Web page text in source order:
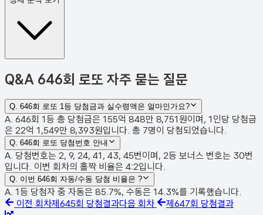
Q&A 646회 로또 자주 묻는 질문
Q. 646회 로또 1등 당첨금과 실수령액은 얼마인가요?
A. 646회 1등 총 당첨금은 155억 848만 8,751원이며, 1인당 당첨금
은 22억 1,549만 8,393원입니다. 총 7명이 당첨되었습니다.
Q. 646회 로또 당첨번호 안내
A. 당첨번호는 2, 9, 24, 41, 43, 45번이며, 2등 보너스 번호는 30번
입니다. 이번 회차의 홀짝 비율은 4:2입니다.
Q. 이번 646회 자동/수동 당첨 비율은 ?
A. 1등 당첨자 중 자동은 85.7%, 수동은 14.3%를 기록했습니다.
이전 회차제 645회 당첨결과다음 회차 제 647회 당첨결과